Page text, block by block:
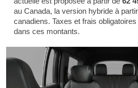
au Canada, la version hybride à
canadiens. Taxes et frais
dans ces montants.